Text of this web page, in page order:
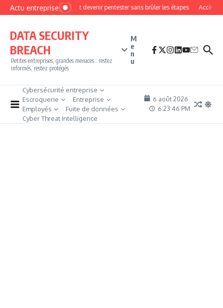
Aller au contenu
Actu entrepriseComment devenir pentester sans brûler les étapes Accès
DATA SECURITY
BREACH
Petites entreprises, grandes menaces : restez
informés, restez protégés
M
e
n
u
Cybersécurité entreprise
Escroquerie
Entreprise
Employés
Fuite de données
Cyber Threat Intelligence
6 août 2026
6:23:47 PM